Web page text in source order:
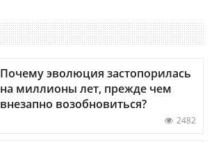
Почему эволюция застопорилась
на миллионы лет, прежде чем
внезапно возобновиться?
2482